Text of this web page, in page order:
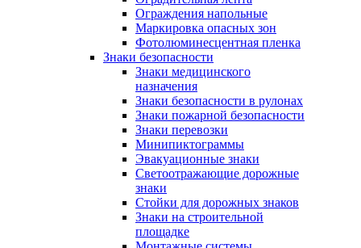
Ограждения напольные
Маркировка опасных зон
Фотолюминесцентная пленка
Знаки безопасности
Знаки медицинского
назначения
Знаки безопасности в рулонах
Знаки пожарной безопасности
Знаки перевозки
Минипиктограммы
Эвакуационные знаки
Светоотражающие дорожные
знаки
Стойки для дорожных знаков
Знаки на строительной
площадке